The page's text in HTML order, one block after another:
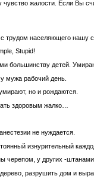
чувство жалости. Если Вы
трудом населяющего нашу
Stupid!
большинству детей.
мужа рабочий день.
но и рождаются.
здоровым жалко…
не нуждается.
изнурительный
черепом, у других -
разрушить дом и